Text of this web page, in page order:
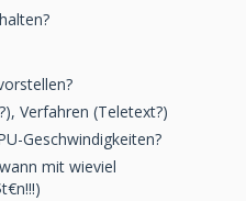
Verfahren (Teletext?)
Geschwindigkeiten?
mit wieviel